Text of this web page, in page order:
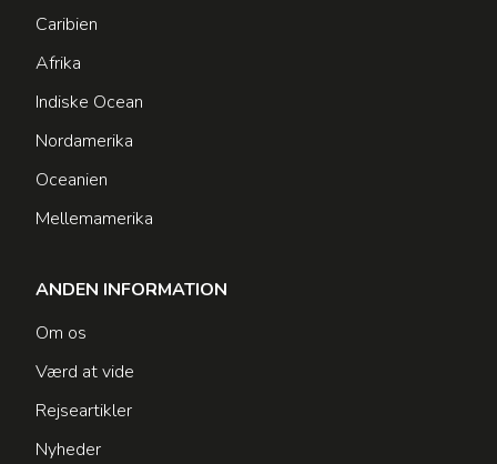
Caribien
Afrika
Indiske Ocean
Nordamerika
Oceanien
Mellemamerika
ANDEN INFORMATION
Om os
Værd at vide
Rejseartikler
Nyheder